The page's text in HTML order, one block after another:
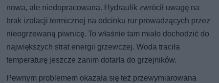
nowa, ale niedopracowana. Hydraulik zwrócił uwagę na
brak izolacji termicznej na odcinku rur prowadzących przez
nieogrzewaną piwnicę. To właśnie tam miało dochodzić do
największych strat energii grzewczej. Woda traciła
temperaturę jeszcze zanim dotarła do grzejników.
Pewnym problemem okazała się też przewymiarowana